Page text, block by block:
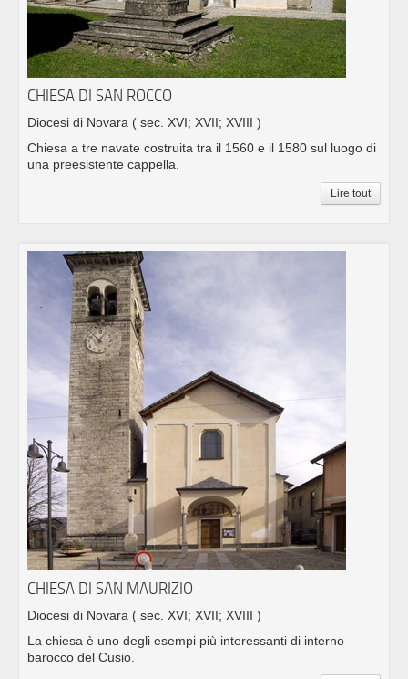
CHIESA DI SAN ROCCO
Diocesi di Novara ( sec. XVI; XVII; XVIII )
Chiesa a tre navate costruita tra il 1560 e il 1580 sul luogo di
una preesistente cappella.
Lire tout
CHIESA DI SAN MAURIZIO
Diocesi di Novara ( sec. XVI; XVII; XVIII )
La chiesa è uno degli esempi più interessanti di interno
barocco del Cusio.